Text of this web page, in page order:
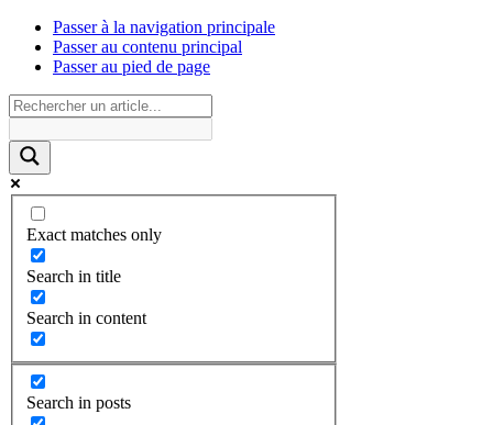
Passer à la navigation principale
Passer au contenu principal
Passer au pied de page
Exact matches only
Search in title
Search in content
Search in posts